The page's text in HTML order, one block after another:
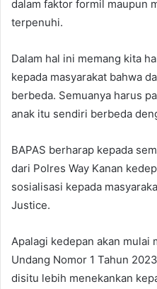
dalam faktor formil maupun
terpenuhi.
Dalam hal ini memang kita
kepada masyarakat bahwa
berbeda. Semuanya harus
anak itu sendiri berbeda
BAPAS berharap kepada
dari Polres Way Kanan
sosialisasi kepada
Justice.
Apalagi kedepan akan mulai
Undang Nomor 1 Tahun
disitu lebih menekankan